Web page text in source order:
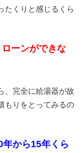
たくりと感じるくら
ーンができな
、完全に給湯器が故
もりをとってみるの
から15年くら